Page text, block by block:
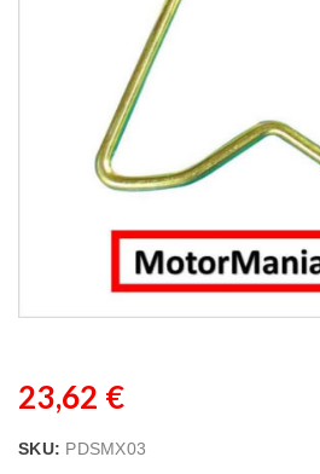
23,62 €
SKU: PDSMX03